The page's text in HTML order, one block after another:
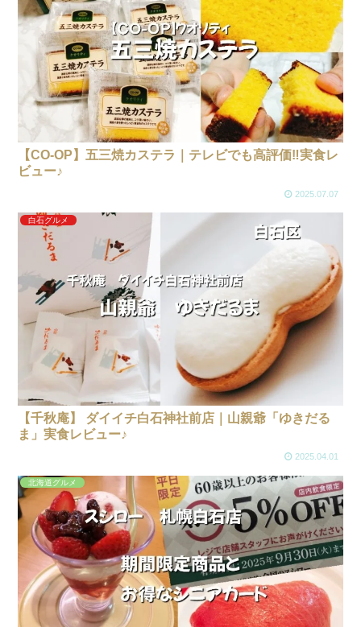
【CO-OP】五三焼カステラ｜テレビでも高評価‼実食レ
ビュー♪
2025.07.07
白石グルメ
【千秋庵】 ダイイチ白石神社前店｜山親爺「ゆきだる
ま」実食レビュー♪
2025.04.01
北海道グルメ